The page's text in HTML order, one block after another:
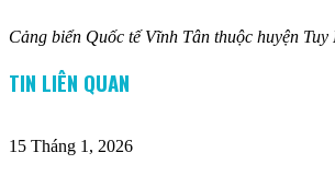
Cảng biển Quốc tế Vĩnh Tân thuộc huyện
TIN LIÊN QUAN
15 Tháng 1, 2026